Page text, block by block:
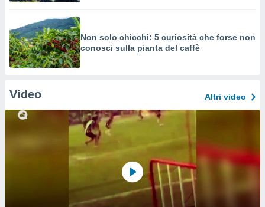
Non solo chicchi: 5 curiosità che forse non
conosci sulla pianta del caffè
Video Altri video